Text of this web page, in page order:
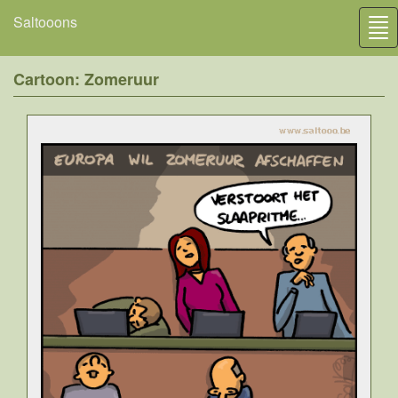
Saltooons
Cartoon: Zomeruur